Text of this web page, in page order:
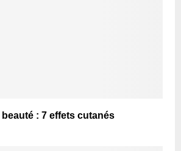
: 7 effets cutanés